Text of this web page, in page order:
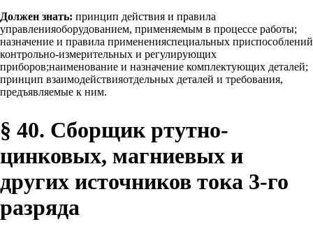
Должен знать: принцип действия и правила
управленияоборудованием, применяемым в процессе работы;
назначение и правила примененияспециальных приспособлений
контрольно-измерительных и регулирующих
приборов;наименование и назначение комплектующих деталей;
принцип взаимодействияотдельных деталей и требования,
предъявляемые к ним.
§ 40. Сборщик ртутно-
цинковых, магниевых и
других источников тока 3-го
разряда